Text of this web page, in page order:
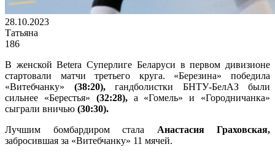
28.10.2023
Татьяна
186
В женской Betera Суперлиге Беларуси в первом дивизионе
стартовали матчи третьего круга. «Березина» победила
«Витебчанку» (38:20),гандболистки БНТУ-БелАЗ были
сильнее «Берестья» (32:28),а «Гомель» и «Городничанка»
сыграли вничью (30:30).
Лучшим бомбардиром стала Анастасия Граховская,
забросившая за «Витебчанку» 11 мячей.